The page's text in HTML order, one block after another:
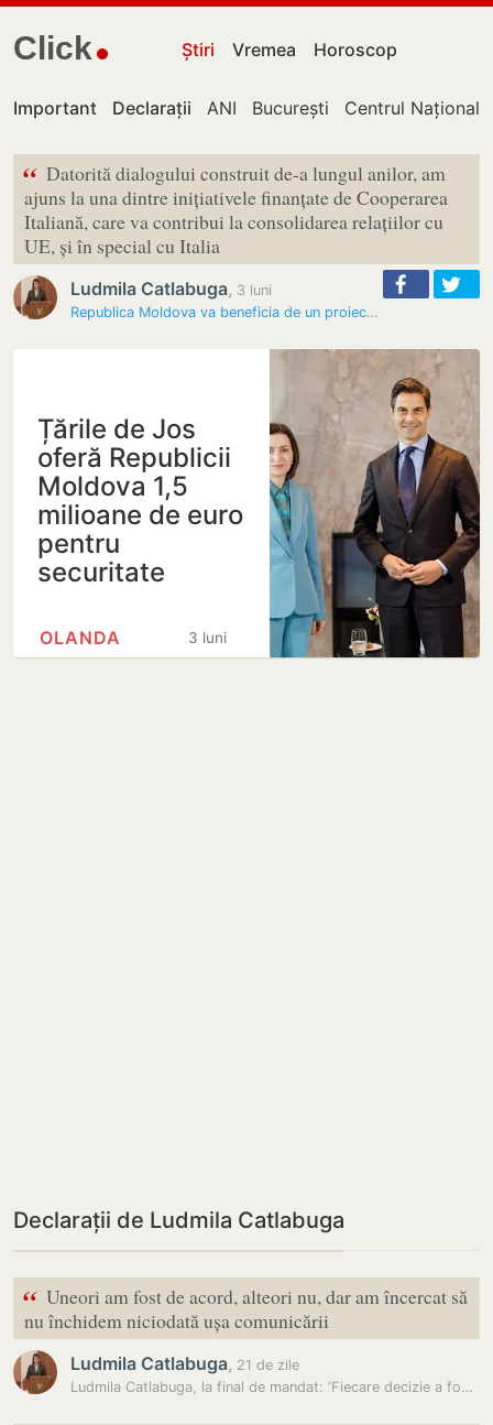
Click Știri Vremea Horoscop
Important Declarații ANI București Centrul Național
“ Datorită dialogului construit de-a lungul anilor, am
ajuns la una dintre inițiativele finanțate de Cooperarea
Italiană, care va contribui la consolidarea relațiilor cu
UE, și în special cu Italia
Ludmila Catlabuga, 3 luni
Republica Moldova va beneficia de un proiect de 4 milioane de euro…
Țările de Jos
oferă Republicii
Moldova 1,5
milioane de euro
pentru
securitate
3 luni
OLANDA
Declarații de Ludmila Catlabuga
“ Uneori am fost de acord, alteori nu, dar am încercat să
nu închidem niciodată ușa comunicării
Ludmila Catlabuga, 21 de zile
Ludmila Catlabuga, la final de mandat: ‘Fiecare decizie a fost luată…